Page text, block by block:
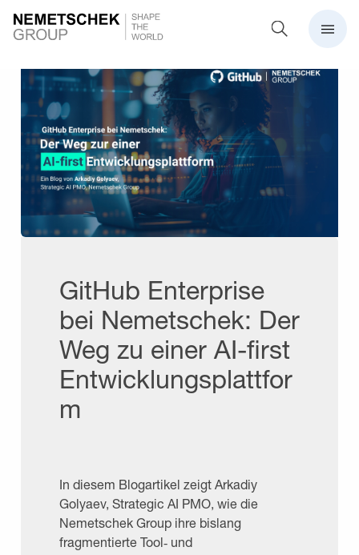
GitHub Enterprise
bei Nemetschek: Der
Weg zu einer AI-first
Entwicklungsplattfor
m
In diesem Blogartikel zeigt Arkadiy
Golyaev, Strategic AI PMO, wie die
Nemetschek Group ihre bislang
fragmentierte Tool‑ und